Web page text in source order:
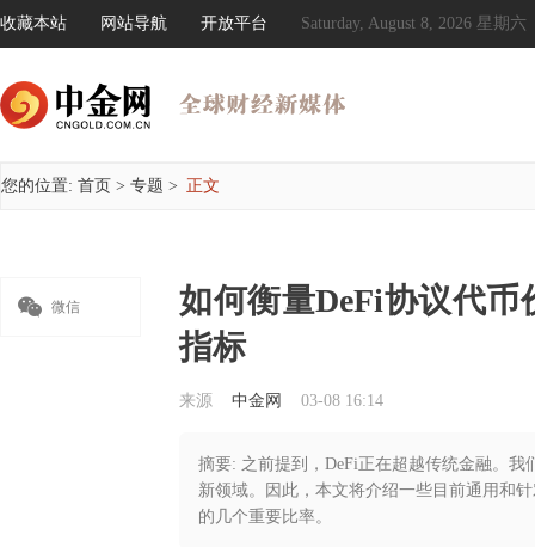
收藏本站 网站导航 开放平台 Saturday, August 8, 2026 星期六
您的位置: 首页 > 专题 > 正文
 微信
如何衡量DeFi协议代币
指标
来源 中金网 03-08 16:14
摘要: 之前提到，DeFi正在超越传统金融。
新领域。因此，本文将介绍一些目前通用和
的几个重要比率。